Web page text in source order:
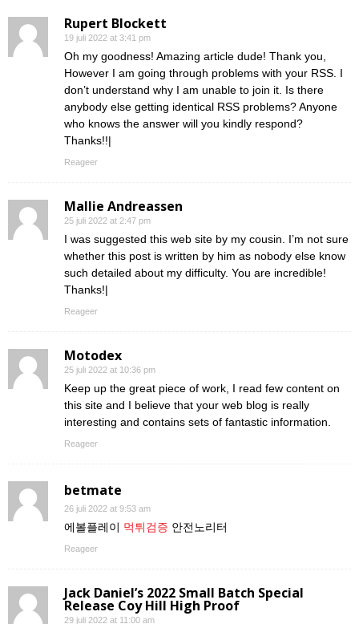
Rupert Blockett
19 juli 2022 at 3:41 pm
Oh my goodness! Amazing article dude! Thank you,
However I am going through problems with your RSS. I
don’t understand why I am unable to join it. Is there
anybody else getting identical RSS problems? Anyone
who knows the answer will you kindly respond?
Thanks!!|
Reageer
Mallie Andreassen
25 juli 2022 at 2:47 pm
I was suggested this web site by my cousin. I’m not sure
whether this post is written by him as nobody else know
such detailed about my difficulty. You are incredible!
Thanks!|
Reageer
Motodex
25 juli 2022 at 10:36 pm
Keep up the great piece of work, I read few content on
this site and I believe that your web blog is really
interesting and contains sets of fantastic information.
Reageer
betmate
26 juli 2022 at 9:53 am
에볼플레이 먹튀검증 안전노리터
Reageer
Jack Daniel’s 2022 Small Batch Special
Release Coy Hill High Proof
29 juli 2022 at 11:00 am